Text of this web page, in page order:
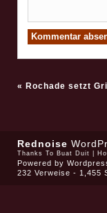
« Rochade setzt
Rednoise
Thanks To Buat Duit
Powered by
232 Verweise - 1,455